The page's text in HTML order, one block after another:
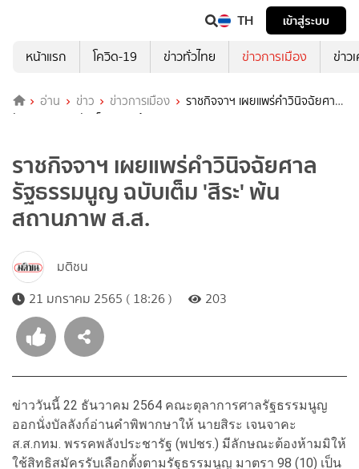
TH
เข้าสู่ระบบ
หน้าแรก
โควิด-19 ข่าวทั่วไทย ข่าวการเมือง ข่าว
อ่าน ข่าว ข่าวการเมือง
ราชกิจจาฯ เผยแพร่คำวินิจฉัยศาล
รัฐธรรมนูญ ฉบับเต็ม 'สิระ' พ้นสถานภาพ ส.ส.
ราชกิจจาฯ เผยแพร่คำวินิจฉัยศาล
รัฐธรรมนูญ ฉบับเต็ม 'สิระ' พ้น
สถานภาพ ส.ส.
มติชน
21 มกราคม 2565 ( 18:26 )
203
ข่าววันนี้ 22 ธันวาคม 2564 คณะตุลาการศาลรัฐธรรมนูญ
ออกนั่งบัลลังก์อ่านคำพิพากษาให้ นายสิระ เจนจาคะ
ส.ส.กทม. พรรคพลังประชารัฐ (พปชร.) มีลักษณะต้องห้ามมิให้
ใช้สิทธิสมัครรับเลือกตั้งตามรัฐธรรมนูญ มาตรา 98 (10) เป็น